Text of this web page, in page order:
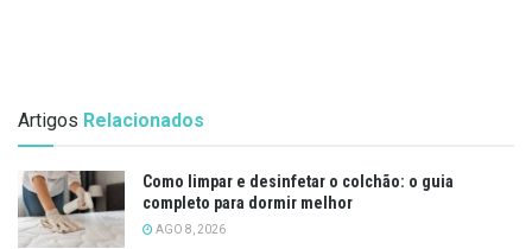
Artigos Relacionados
Como limpar e desinfetar o colchão: o guia
completo para dormir melhor
AGO 8, 2026